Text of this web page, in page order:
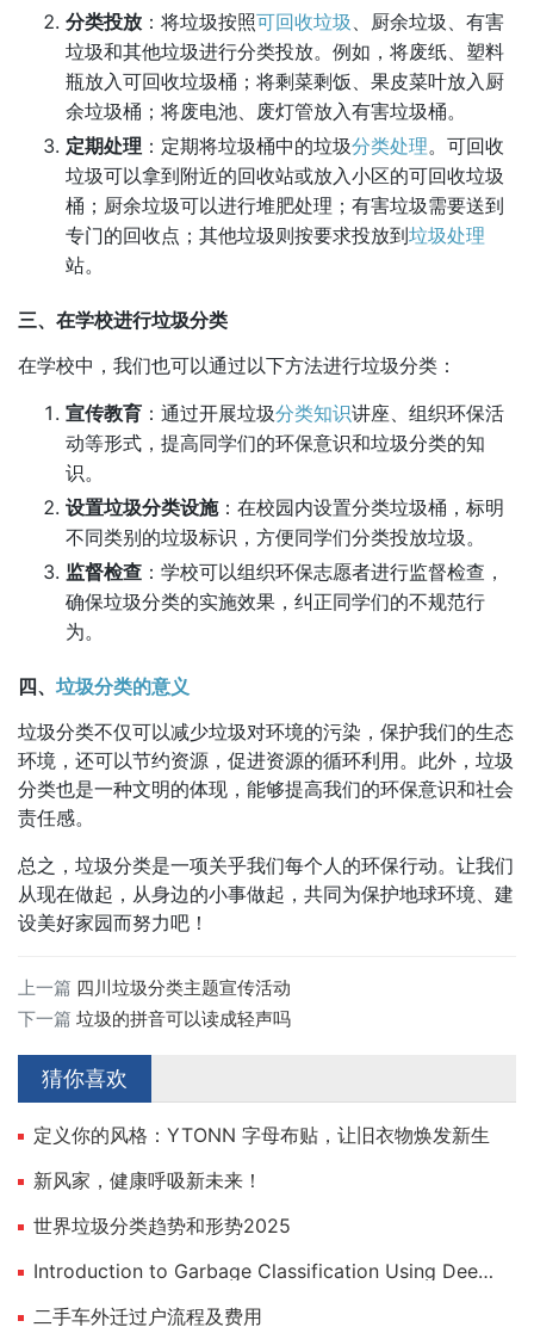
分类投放 ：将垃圾按照可回收垃圾 、厨余垃圾、有害
垃圾和其他垃圾进行分类投放。例如，将废纸、塑料
瓶放入可回收垃圾桶；将剩菜剩饭、果皮菜叶放入厨
余垃圾桶；将废电池、废灯管放入有害垃圾桶。
定期处理 ：定期将垃圾桶中的垃圾分类处理。可回收
垃圾可以拿到附近的回收站或放入小区的可回收垃圾
桶；厨余垃圾可以进行堆肥处理；有害垃圾需要送到
专门的回收点；其他垃圾则按要求投放到垃圾处理
站。
三、在学校进行垃圾分类
在学校中，我们也可以通过以下方法进行垃圾分类：
宣传教育 ：通过开展垃圾分类知识讲座、组织环保活
动等形式，提高同学们的环保意识和垃圾分类的知
识。
设置垃圾分类设施：在校园内设置分类垃圾桶，标明
不同类别的垃圾标识，方便同学们分类投放垃圾。
监督检查 ：学校可以组织环保志愿者进行监督检查，
确保垃圾分类的实施效果，纠正同学们的不规范行
为。
四、 垃圾分类的意义
垃圾分类不仅可以减少垃圾对环境的污染，保护我们的生态
环境，还可以节约资源，促进资源的循环利用。此外，垃圾
分类也是一种文明的体现，能够提高我们的环保意识和社会
责任感。
总之，垃圾分类是一项关乎我们每个人的环保行动。让我们
从现在做起，从身边的小事做起，共同为保护地球环境、建
设美好家园而努力吧！
上一篇 四川垃圾分类主题宣传活动
下一篇 垃圾的拼音可以读成轻声吗
猜你喜欢
定义你的风格：YTONN 字母布贴，让旧衣物焕发新生
新风家，健康呼吸新未来！
世界垃圾分类趋势和形势2025
Introduction to Garbage Classification Using Deep Learning
二手车外迁过户流程及费用